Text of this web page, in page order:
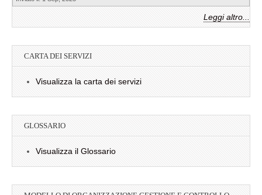
Leggi altro...
CARTA DEI SERVIZI
Visualizza la carta dei servizi
GLOSSARIO
Visualizza il Glossario